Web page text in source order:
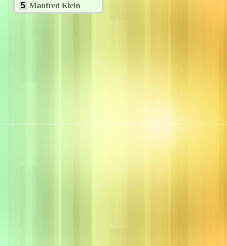
5 Manfred Klein